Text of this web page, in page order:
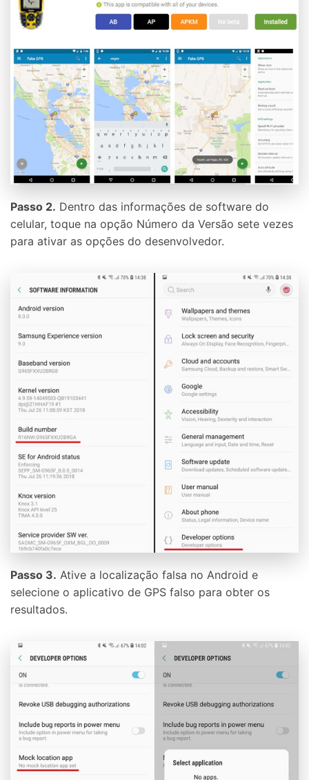
Passo 2. Dentro das informações de software do
celular, toque na opção Número da Versão sete vezes
para ativar as opções do desenvolvedor.
Passo 3. Ative a localização falsa no Android e
selecione o aplicativo de GPS falso para obter os
resultados.